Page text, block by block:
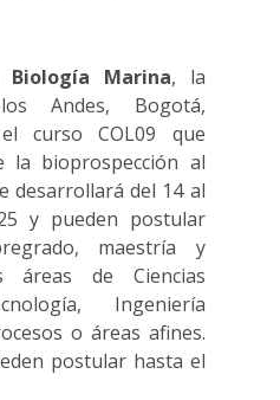
Biología Marina, la
Andes, Bogotá,
curso COL09 que
la bioprospección al
desarrollará del 14 al
y pueden postular
maestría y
áreas de Ciencias
Ingeniería
o áreas afines.
postular hasta el